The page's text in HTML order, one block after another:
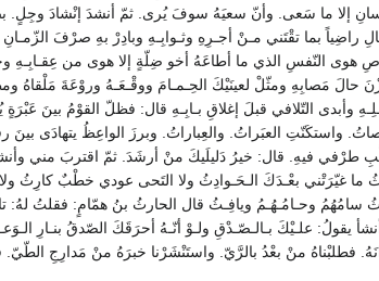
إلا ما سَعى. وأنّ سعيَهُ سوفَ يُرى. ثمّ أنشدَ إنْشادَ وجِلٍ.
راضِياً بما تقْتَني مـنْ أجـرِهِ وثـوابِـهِ وبادِرْ بهِ صرْفَ
هوى النّفسِ الذي ما أطاعَهُ أخو ضِلّةٍ إلا هوى من عِقـابِـهِ
حالَ مَصابِهِ ومثّلْ لعينَيْكَ الحِـمـامَ ووقْـعَـهُ وروْعَةَ مَلْقاهُ
وأبدى التّلافي قبلَ إغلاقِ بـابِـهِ قال: فظلّ القوْمُ بينَ
واستكَنّتِ العبَراتُ. والعِباراتُ. وبرزَ الواعِظُ يتهادَى
طرْفي فيهِ. قال: خيرُ دَليلَيكَ منْ أرشَدَ. ثمّ اقتربَ مني
ما غيّرَتْني بعْـدَكَ الـحَـوادِثُ ولا التَحى عودي خطْبٌ كارِثُ
سامُهُمُ وحـامُـهُـمُ ويافِـثُ قال الحارثُ بنُ همّامٍ: فقلتُ لهُ:
يقولُ: علـيْكَ بـالـصّـدْقِ ولـوْ أنّـهُ أحرَقَكَ الصّدقُ بنـارِ
فطلبْناهُ منْ بعْدُ بالرَّيّ. واستَنْشَرْنا خبرَهُ منْ مَدارِجِ